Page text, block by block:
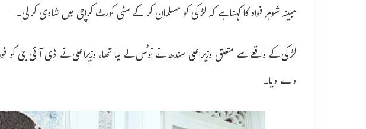
مبینہ شوہر فواد کا کہنا ہے کہ لڑکی کو مسلمان کر کے سٹی کورٹ کراچی میں شادی کرلی۔
لڑکی کے واقعے سے متعلق وزیراعلیٰ سندھ نے نوٹس لے لیا تھا، وزیراعلی نے ڈی آئی جی
دے دیا۔